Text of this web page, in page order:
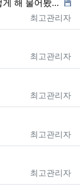
해 물어봤더…
등록자
최고관리자
등록자
최고관리자
등록자
최고관리자
등록자
최고관리자
등록자
최고관리자